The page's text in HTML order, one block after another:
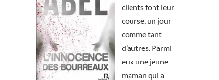
clients font leur
course, un jour
comme tant
d’autres. Parmi
eux une jeune
maman qui a